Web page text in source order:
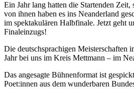
Ein Jahr lang hatten die Startenden
von ihnen haben es ins Neanderland
im spektakulären Halbfinale. Jetzt geht
Finaleinzugs!
Die deutschsprachigen Meisterschaften
Jahr bei uns im Kreis Mettmann – im
Das angesagte Bühnenformat ist
Poet:innen aus dem wunderbaren